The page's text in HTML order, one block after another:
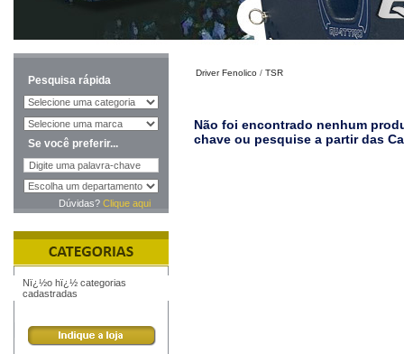
Pesquisa rápida
Se você preferir...
Dúvidas? Clique aqui
Nï¿½o hï¿½ categorias
cadastradas
Driver Fenolico / TSR
Não foi encontrado nenhum
chave ou pesquise a partir das